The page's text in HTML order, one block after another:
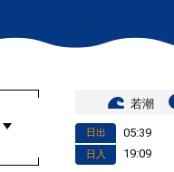
若潮
日出 05:39
日入 19:09